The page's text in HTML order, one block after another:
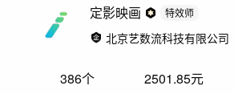
定影映画 特效师
北京艺数流科技有限公司
386个 2501.85元